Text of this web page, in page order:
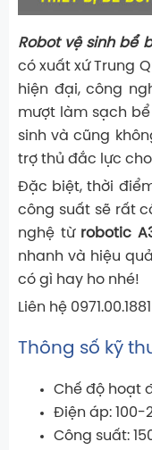
Robot vệ sinh bể
có xuất xứ Trung
hiện đại, công
mượt làm sạch
sinh và cũng
trợ thủ đắc lực
Đặc biệt, thời
công suất sẽ rất
nghệ từ robotic
nhanh và hiệu
có gì hay ho nhé!
Liên hệ
Thông số kỹ
Chế độ hoạt
Điện áp: 100-
Công suất: